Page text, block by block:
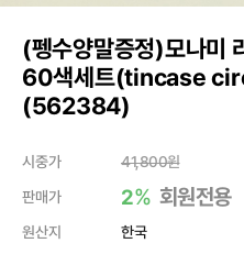
(펭수양말증정)모나미
60색세트(tincase
(562384)
시중가 41,800원
판매가
2% 회원전용
원산지
한국